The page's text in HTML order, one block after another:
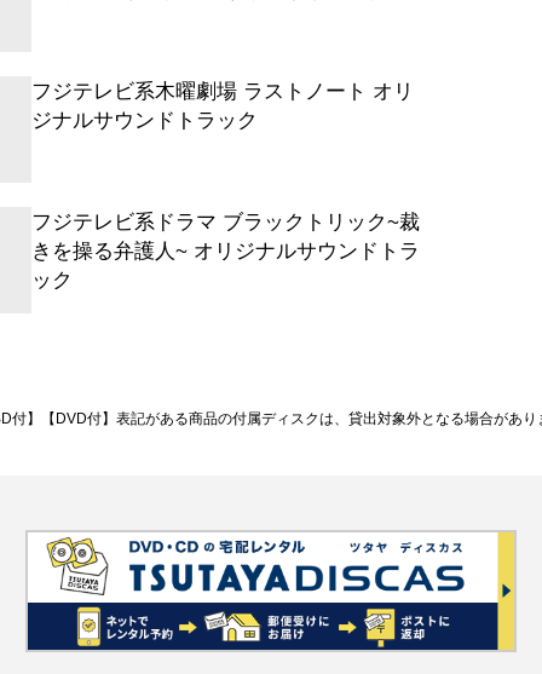
、絶え間なく動き続けている
フジテレビ系木曜劇場 ラストノート オリ
ジナルサウンドトラック
フジテレビ系ドラマ ブラックトリック~裁
きを操る弁護人~ オリジナルサウンドトラ
ック
付】【DVD付】表記がある商品の付属ディスクは、貸出対象外となる場合があり